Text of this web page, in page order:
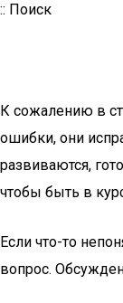
:: Поиск
К сожалению в
ошибки, они
развиваются,
чтобы быть в
Если что-то
вопрос.